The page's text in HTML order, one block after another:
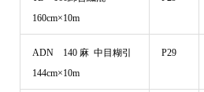
160cm×10m
ADN 140 麻 中目糊引
144cm×10m
P29